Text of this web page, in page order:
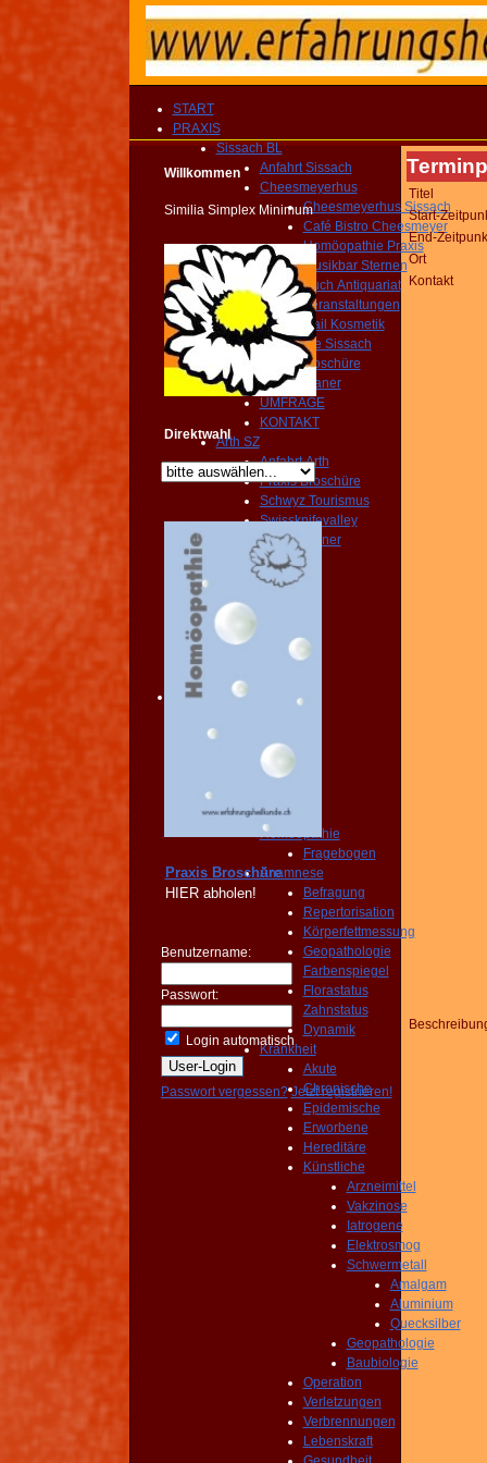
START
PRAXIS
Sissach BL
Anfahrt Sissach
Cheesmeyerhus
Cheesmeyerhus Sissach
Café Bistro Cheesmeyer
Homöopathie Praxis
Musikbar Sternen
Buch Antiquariat
Veranstaltungen
Nail Kosmetik
Gemeinde Sissach
Praxis Broschüre
Routenplaner
UMFRAGE
KONTAKT
Arth SZ
Anfahrt Arth
Praxis Broschüre
Schwyz Tourismus
Swissknifevalley
Routenplaner
KONTAKT
Erreichbarkeit
Fragebogen
Broschüre
Person
KONTAKT
Angebot
PRAXIS
Homöopathie
Diagnose
PRAXIS
Homöopathie
Fragebogen
Anamnese
Befragung
Repertorisation
Körperfettmessung
Geopathologie
Farbenspiegel
Florastatus
Zahnstatus
Dynamik
Krankheit
Akute
Chronische
Epidemische
Erworbene
Hereditäre
Künstliche
Arzneimittel
Vakzinose
Iatrogene
Elektrosmog
Schwermetall
Amalgam
Aluminium
Quecksilber
Geopathologie
Baubiologie
Operation
Verletzungen
Verbrennungen
Lebenskraft
Willkommen
Similia Simplex Minimum
Direktwahl
Praxis Broschüre
HIER abholen!
Benutzername:
Passwort:
Login automatisch
Passwort vergessen? Jetzt registrieren!
Titel
Start-
End-
Ort
Kontakt